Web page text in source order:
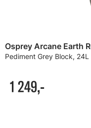
Osprey Arcane Earth
Pediment Grey Block, 24L
1 249,-